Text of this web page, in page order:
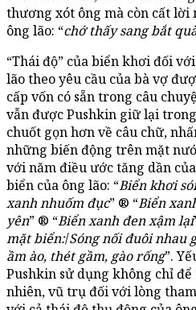
thương xót ông mà còn cất lời
ông lão: “chớ thấy sang bắt
“Thái độ” của biển khơi đối
lão theo yêu cầu của bà vợ
cấp vốn có sẵn trong câu
vẫn được Pushkin giữ lại
chuốt gọn hơn về câu chữ,
những biến động trên mặt
với năm điều ước tăng dần
biển của ông lão: “Biển khơi
xanh nhuốm đục” ® “Biển
yên” ® “Biển xanh đen xậm lại
mặt biển:/Sóng nối đuôi nhau
ầm ào, thét gầm, gào rống”.
Pushkin sử dụng không chỉ
nhiên, vũ trụ đối với lòng